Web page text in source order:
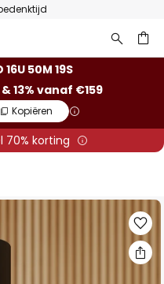
16U 50M 18S
13% vanaf €159
Kopiëren
korting